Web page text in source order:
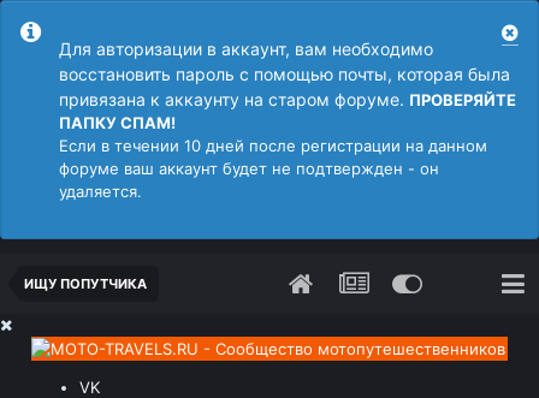
Для авторизации в аккаунт, вам необходимо
восстановить пароль с помощью почты, которая была
привязана к аккаунту на старом форуме. ПРОВЕРЯЙТЕ
ПАПКУ СПАМ!
Если в течении 10 дней после регистрации на данном
форуме ваш аккаунт будет не подтвержден - он
удаляется.
ИЩУ ПОПУТЧИКА
VK